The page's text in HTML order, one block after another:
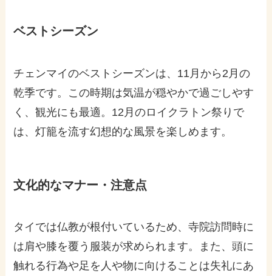
ベストシーズン
チェンマイのベストシーズンは、11月から2月の
乾季です。この時期は気温が穏やかで過ごしやす
く、観光にも最適。12月のロイクラトン祭りで
は、灯籠を流す幻想的な風景を楽しめます。
文化的なマナー・注意点
タイでは仏教が根付いているため、寺院訪問時に
は肩や膝を覆う服装が求められます。また、頭に
触れる行為や足を人や物に向けることは失礼にあ